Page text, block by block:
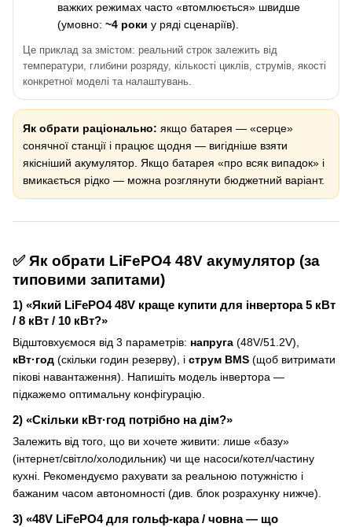
важких режимах часто «втомлюється» швидше
(умовно: ~4 роки у ряді сценаріїв).
Це приклад за змістом: реальний строк залежить від
температури, глибини розряду, кількості циклів, струмів, якості
конкретної моделі та налаштувань.
Як обрати раціонально: якщо батарея — «серце»
сонячної станції і працює щодня — вигідніше взяти
якісніший акумулятор. Якщо батарея «про всяк випадок» і
вмикається рідко — можна розглянути бюджетний варіант.
✅ Як обрати LiFePO4 48V акумулятор (за
типовими запитами)
1) «Який LiFePO4 48V краще купити для інвертора 5 кВт
/ 8 кВт / 10 кВт?»
Відштовхуємося від 3 параметрів: напруга (48V/51.2V),
кВт·год (скільки годин резерву), і струм BMS (щоб витримати
пікові навантаження). Напишіть модель інвертора —
підкажемо оптимальну конфігурацію.
2) «Скільки кВт·год потрібно на дім?»
Залежить від того, що ви хочете живити: лише «базу»
(інтернет/світло/холодильник) чи ще насоси/котел/частину
кухні. Рекомендуємо рахувати за реальною потужністю і
бажаним часом автономності (див. блок розрахунку нижче).
3) «48V LiFePO4 для гольф-кара / човна — що